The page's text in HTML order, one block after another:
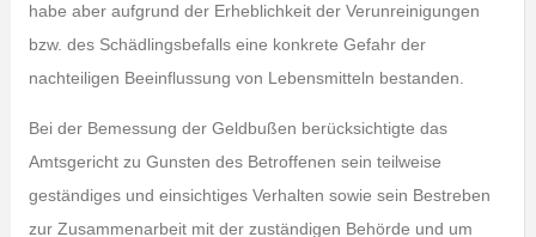
habe aber aufgrund der Erheblichkeit der Verunreinigungen
bzw. des Schädlingsbefalls eine konkrete Gefahr der
nachteiligen Beeinflussung von Lebensmitteln bestanden.
Bei der Bemessung der Geldbußen berücksichtigte das
Amtsgericht zu Gunsten des Betroffenen sein teilweise
geständiges und einsichtiges Verhalten sowie sein Bestreben
zur Zusammenarbeit mit der zuständigen Behörde und um